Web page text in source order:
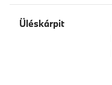
Üléskárpit